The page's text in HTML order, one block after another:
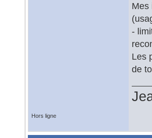
Mes
-
Les
de
Hors ligne